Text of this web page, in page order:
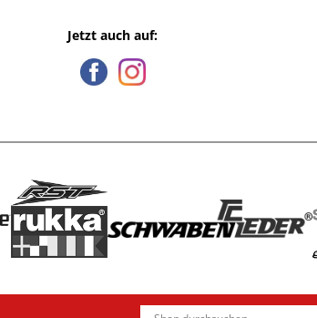
Jetzt auch auf: